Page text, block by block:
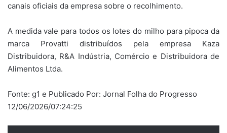
canais oficiais da empresa sobre o recolhimento.
A medida vale para todos os lotes do milho para pipoca da
marca Provatti distribuídos pela empresa Kaza
Distribuidora, R&A Indústria, Comércio e Distribuidora de
Alimentos Ltda.
Fonte: g1 e Publicado Por: Jornal Folha do Progresso
12/06/2026/07:24:25